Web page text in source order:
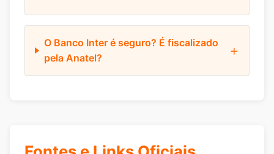
O Banco Inter é seguro? É fiscalizado
pela Anatel?